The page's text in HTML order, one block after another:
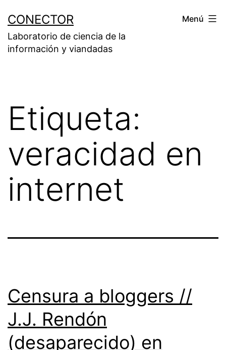
contenido
CONECTOR
Laboratorio de ciencia de la
información y viandadas
Menú
Etiqueta:
veracidad en
internet
Censura a bloggers //
J.J. Rendón
(desaparecido) en